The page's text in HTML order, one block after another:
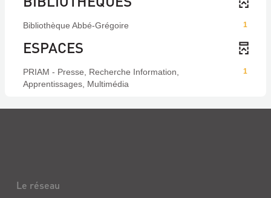
1
Bibliothèque Abbé-Grégoire
ESPACES
1
PRIAM - Presse, Recherche Information,
Apprentissages, Multimédia
Le réseau